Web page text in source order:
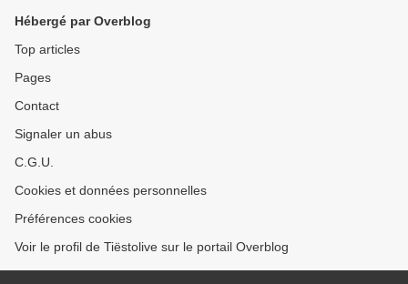
Hébergé par Overblog
Top articles
Pages
Contact
Signaler un abus
C.G.U.
Cookies et données personnelles
Préférences cookies
Voir le profil de Tiëstolive sur le portail Overblog